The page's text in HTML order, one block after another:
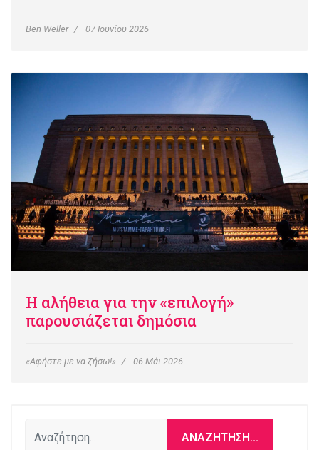
Ben Weller 07 Ιουνίου 2026
Η αλήθεια για την «επιλογή»
παρουσιάζεται δημόσια
«Αφήστε με να ζήσω!» 06 Μάι 2026
ΑΝΑΖΉΤΗΣΗ...